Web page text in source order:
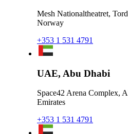
Mesh Nationaltheatret,
Norway
+353 1 531 4791
UAE, Abu Dhabi
Space42 Arena Complex,
Emirates
+353 1 531 4791